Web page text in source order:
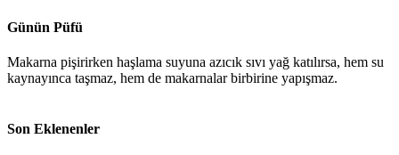
Günün Püfü
Makarna pişirirken haşlama suyuna azıcık sıvı yağ katılırsa, hem su
kaynayınca taşmaz, hem de makarnalar birbirine yapışmaz.
Son Eklenenler